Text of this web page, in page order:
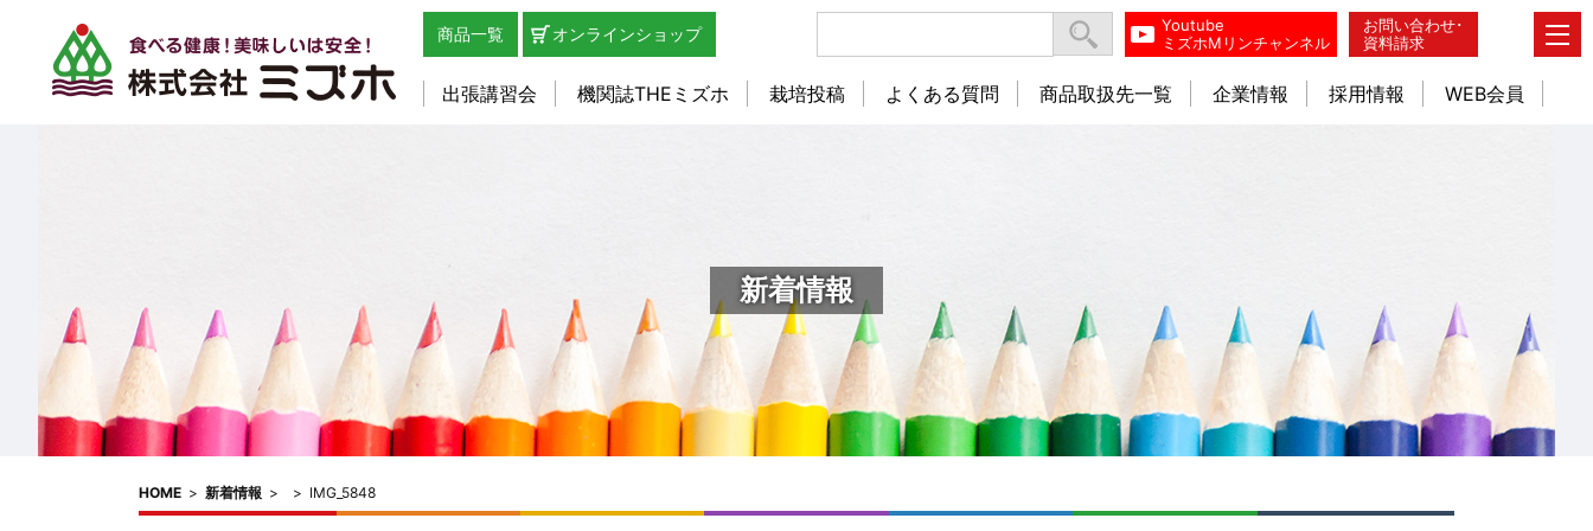
お問い合わせ･
資料請求
Youtube
ミズホMリンチャンネル
商品一覧 オンラインショップ
出張講習会 機関誌THEミズホ 栽培投稿 よくある質問 商品取扱先一覧 企業情報 採用情報 WEB会員
新着情報
HOME > 新着情報 > > IMG_5848